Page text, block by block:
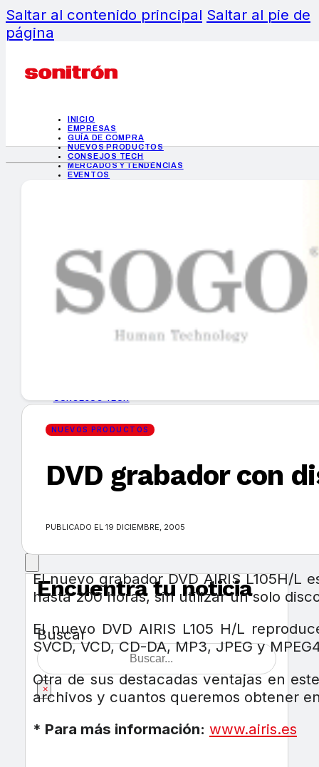
Saltar al contenido principal Saltar al pie de
página
INICIO
EMPRESAS
GUÍA DE COMPRA
NUEVOS PRODUCTOS
CONSEJOS TECH
MERCADOS Y TENDENCIAS
EVENTOS
INICIO
EMPRESAS
GUÍA DE COMPRA
MERCADOS Y TENDENCIAS
Encuentra tu noticia
Buscar
×
NUEVOS PRODUCTOS
DVD grabador con
PUBLICADO EL 19 DICIEMBRE, 2005
El nuevo grabador DVD AIRIS L105H/L
hasta 200 horas, sin utilizar un solo
El nuevo DVD AIRIS L105 H/L
SVCD, VCD, CD-DA, MP3, JPEG y
Otra de sus destacadas ventajas en
archivos y cuantos queremos obtener
* Para más información: www.airis.es